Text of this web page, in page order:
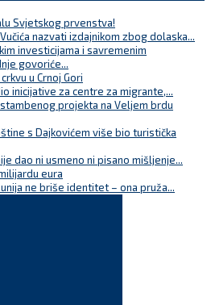
Svjetskog prvenstva!
nazvati izdajnikom zbog dolaska...
investicijama i savremenim
govoriće...
u Crnoj Gori
inicijative za centre za migrante,...
projekta na Veljem brdu
s Dajkovićem više bio turistička
dao ni usmeno ni pisano mišljenje...
eura
ne briše identitet – ona pruža...